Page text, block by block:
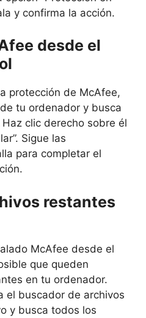
y confirma la acción.
desde el
protección de McAfee,
tu ordenador y busca
Haz clic derecho sobre él
Sigue las
para completar el
restantes
McAfee desde el
que queden
en tu ordenador.
el buscador de archivos
y busca todos los